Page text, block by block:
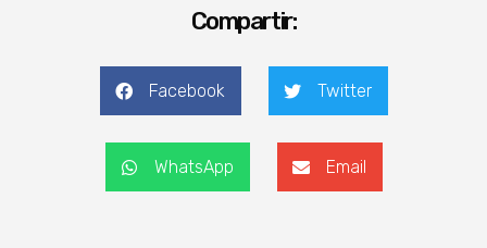
Compartir:
Facebook Twitter
WhatsApp Email